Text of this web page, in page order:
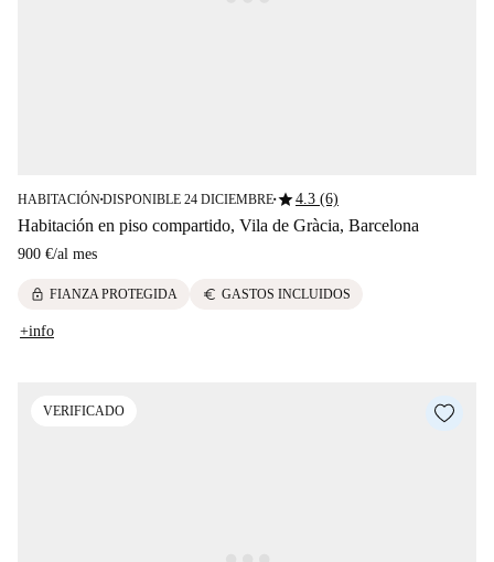
HABITACIÓN■DISPONIBLE 24 DICIEMBRE■star4.3 (6)
Habitación en piso compartido, Vila de Gràcia, Barcelona
900 €/al mes
lock FIANZA PROTEGIDA euro GASTOS INCLUIDOS
+info
VERIFICADO